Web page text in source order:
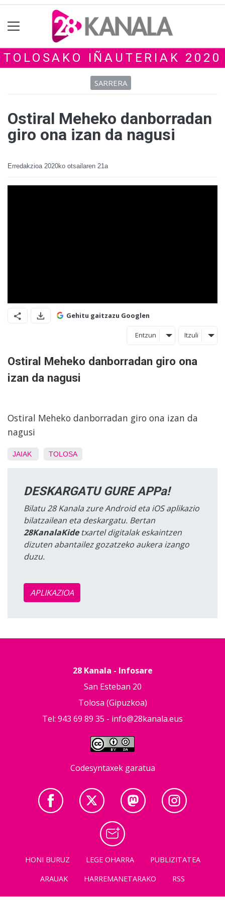
TOLOSAKO IÑAUTERIAK 2020
SARRERA
Ostiral Meheko danborradan
giro ona izan da nagusi
Erredakzioa 2020ko otsailaren 21a
Gehitu gaitzazu Googlen
Entzun Itzuli
Ostiral Meheko danborradan giro ona
izan da nagusi
Ostiral Meheko danborradan giro ona izan da
nagusi
JAIAK TOLOSA
DESKARGATU GURE APPa!
Bilatu 28 Kanala zure Android eta iOS aplikazio
bilatzailean eta deskargatu. Bertan
28KanalaKidetxartel digitalak eskaintzen
dizuten abantailez gozatzeko aukera izango
duzu.
APLIKAZIOA
28 Kanala - Infosare
San Esteban 20
Tolosa (Gipuzkoa)
Tel: 943 69 89 35 - info@28kanala.eus
Codesyntaxek garatua
HONI BURUZ LEGE OHARRA
PUBLIZITATEA
ARAUAK
HARREMANETARAKO RSS